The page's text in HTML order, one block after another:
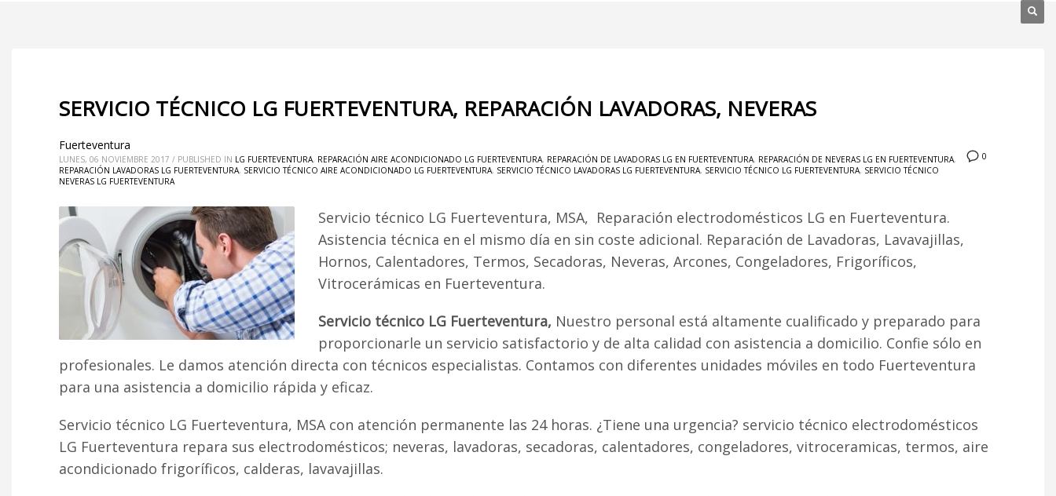
SERVICIO TÉCNICO LG FUERTEVENTURA, REPARACIÓN LAVADORAS, NEVERAS
0
Fuerteventura
LUNES, 06 NOVIEMBRE 2017 / PUBLISHED IN LG FUERTEVENTURA, REPARACIÓN AIRE ACONDICIONADO LG FUERTEVENTURA, REPARACIÓN DE LAVADORAS LG EN FUERTEVENTURA, REPARACIÓN DE NEVERAS LG EN FUERTEVENTURA,
REPARACIÓN LAVADORAS LG FUERTEVENTURA, SERVICIO TÉCNICO AIRE ACONDICIONADO LG FUERTEVENTURA, SERVICIO TÉCNICO LAVADORAS LG FUERTEVENTURA, SERVICIO TÉCNICO LG FUERTEVENTURA, SERVICIO TÉCNICO
NEVERAS LG FUERTEVENTURA
Servicio técnico LG Fuerteventura, MSA, Reparación electrodomésticos LG en Fuerteventura.
Asistencia técnica en el mismo día en sin coste adicional. Reparación de Lavadoras, Lavavajillas,
Hornos, Calentadores, Termos, Secadoras, Neveras, Arcones, Congeladores, Frigoríficos,
Vitrocerámicas en Fuerteventura.
Servicio técnico LG Fuerteventura, Nuestro personal está altamente cualificado y preparado para
proporcionarle un servicio satisfactorio y de alta calidad con asistencia a domicilio. Confie sólo en
profesionales. Le damos atención directa con técnicos especialistas. Contamos con diferentes unidades móviles en todo Fuerteventura
para una asistencia a domicilio rápida y eficaz.
Servicio técnico LG Fuerteventura, MSA con atención permanente las 24 horas. ¿Tiene una urgencia? servicio técnico electrodomésticos
LG Fuerteventura repara sus electrodomésticos; neveras, lavadoras, secadoras, calentadores, congeladores, vitroceramicas, termos, aire
acondicionado frigoríficos, calderas, lavavajillas.